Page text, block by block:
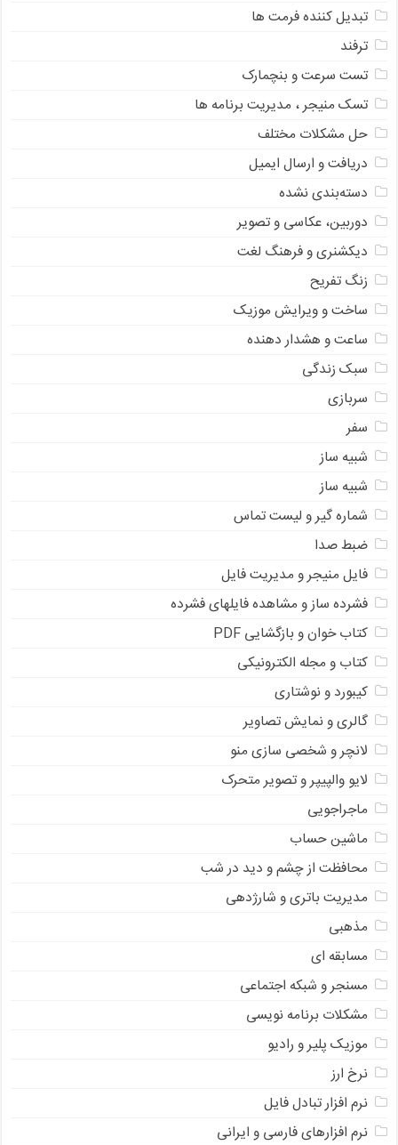
تبدیل کننده فرمت ها
ترفند
تست سرعت و بنچمارک
تسک منیجر ، مدیریت برنامه ها
حل مشکلات مختلف
دریافت و ارسال ایمیل
دسته‌بندی نشده
دوربین، عکاسی و تصویر
دیکشنری و فرهنگ لغت
زنگ تفریح
ساخت و ویرایش موزیک
ساعت و هشدار دهنده
سبک زندگی
سربازی
سفر
شبیه ساز
شبیه ساز
شماره گیر و لیست تماس
ضبط صدا
فایل منیجر و مدیریت فایل
فشرده ساز و مشاهده فایلهای فشرده
کتاب خوان و بازگشایی PDF
کتاب و مجله الکترونیکی
کیبورد و نوشتاری
گالری و نمایش تصاویر
لانچر و شخصی سازی منو
لایو والپیپر و تصویر متحرک
ماجراجویی
ماشین حساب
محافظت از چشم و دید در شب
مدیریت باتری و شارژدهی
مذهبی
مسابقه ای
مسنجر و شبکه اجتماعی
مشکلات برنامه نویسی
موزیک پلیر و رادیو
نرخ ارز
ﻧﺮﻡ ﺍﻓﺰﺍﺭ ﺗﺒﺎﺩﻝ ﻓﺎﻳﻞ
نرم افزارهای فارسی و ایرانی